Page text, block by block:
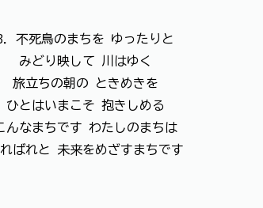
．不死鳥のまちを ゆったりと
みどり映して 川はゆく
旅立ちの朝の ときめきを
ひとはいまこそ 抱きしめる
んなまちです わたしのまちは
ばれと 未来をめざすまちです